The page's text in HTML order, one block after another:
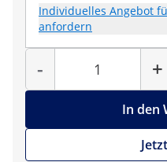
Individuelles Angebot
anfordern
-
Menge
+
In den